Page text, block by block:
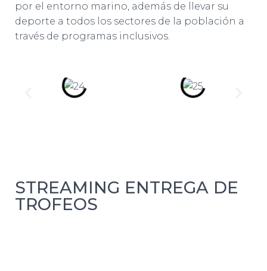
por el entorno marino, además de llevar su
deporte a todos los sectores de la población a
través de programas inclusivos.
STREAMING ENTREGA DE
TROFEOS